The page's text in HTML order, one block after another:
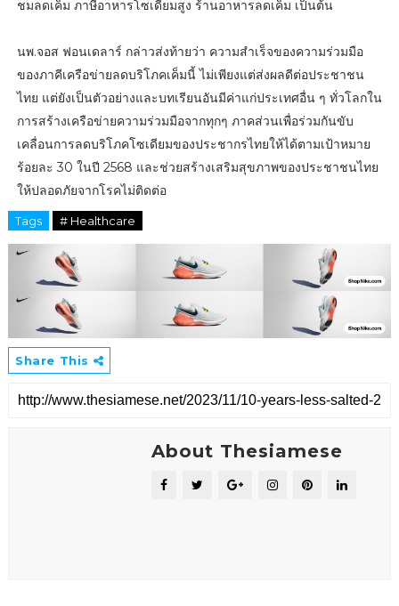
ชมลดเค็ม ภาษีอาหารโซเดียมสูง ร้านอาหารลดเค็ม เป็นต้น
นพ.จอส ฟอนเดลาร์ กล่าวส่งท้ายว่า ความสำเร็จของความร่วมมือ
ของภาคีเครือข่ายลดบริโภคเค็มนี้ ไม่เพียงแต่ส่งผลดีต่อประชาชน
ไทย แต่ยังเป็นตัวอย่างและบทเรียนอันมีค่าแก่ประเทศอื่น ๆ ทั่วโลกใน
การสร้างเครือข่ายความร่วมมือจากทุกๆ ภาคส่วนเพื่อร่วมกันขับ
เคลื่อนการลดบริโภคโซเดียมของประชากรไทยให้ได้ตามเป้าหมาย
ร้อยละ 30 ในปี 2568 และช่วยสร้างเสริมสุขภาพของประชาชนไทย
ให้ปลอดภัยจากโรคไม่ติดต่อ
Tags # Healthcare
Share This
About Thesiamese